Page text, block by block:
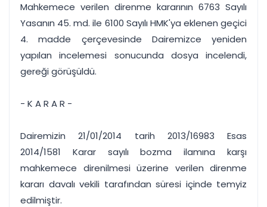
Tek panelde uçtan uca yönetim
UYAP & UETS entegrasyonundan finansa, hepsi bir arada.
Tüm özellikleri inceleyin Ücretsiz Başlayın
Mahkemece verilen direnme kararının 6763 Sayılı
Yasanın 45. md. ile 6100 Sayılı HMK'ya eklenen geçici
4. madde çerçevesinde Dairemizce yeniden
yapılan incelemesi sonucunda dosya incelendi,
gereği görüşüldü.
- K A R A R -
Dairemizin 21/01/2014 tarih 2013/16983 Esas
2014/1581 Karar sayılı bozma ilamına karşı
mahkemece direnilmesi üzerine verilen direnme
kararı davalı vekili tarafından süresi içinde temyiz
edilmiştir.